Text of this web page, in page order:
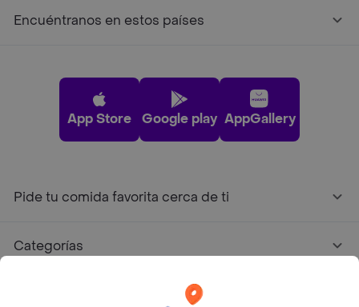
Encuéntranos en estos países
App Store Google play AppGallery
Pide tu comida favorita cerca de ti
Categorías